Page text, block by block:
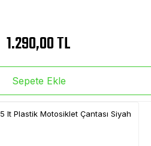
1.290,00 TL
Sepete Ekle